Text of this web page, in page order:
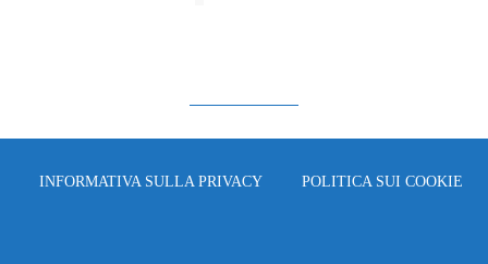
INFORMATIVA SULLA PRIVACY POLITICA SUI COOKIE